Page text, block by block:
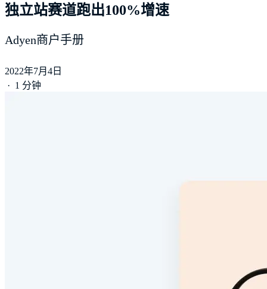
独立站赛道跑出100%增速
Adyen商户手册
2022年7月4日
· 1 分钟